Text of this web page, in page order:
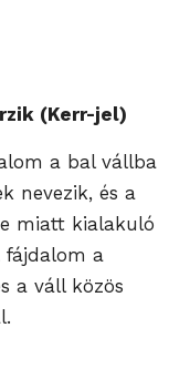
(Kerr-jel)
a bal vállba
nevezik, és a
miatt kialakuló
fájdalom a
a váll közös